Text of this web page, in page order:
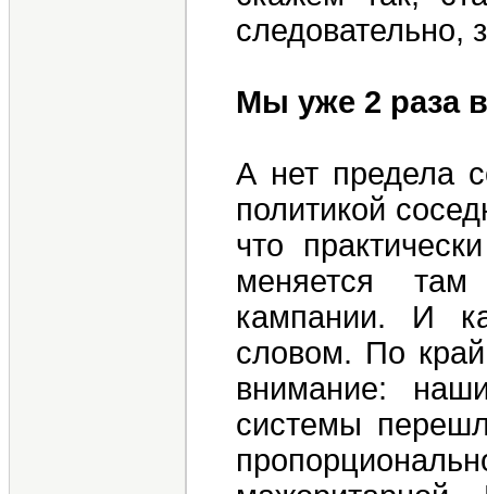
следовательно,
Мы уже 2 раза
А нет предела
политикой
что
меняется там
кампании. И
словом. По
внимание:
системы